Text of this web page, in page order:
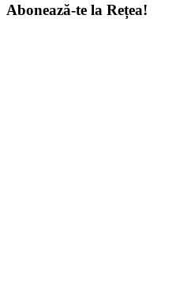
Abonează-te la Rețea!